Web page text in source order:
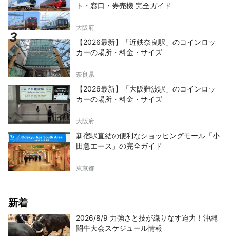
ト・窓口・券売機 完全ガイド
大阪府
【2026最新】「近鉄奈良駅」のコインロッ
カーの場所・料金・サイズ
奈良県
【2026最新】「大阪難波駅」のコインロッ
カーの場所・料金・サイズ
大阪府
新宿駅直結の便利なショッピングモール「小
田急エース」の完全ガイド
東京都
新着
2026/8/9 力強さと技が織りなす迫力！沖縄
闘牛大会スケジュール情報